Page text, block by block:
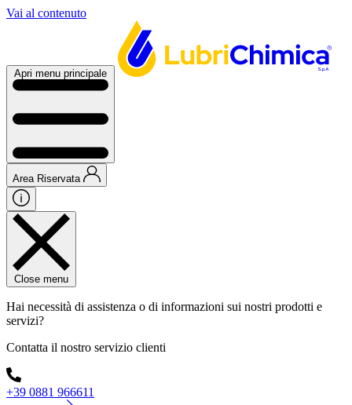
Vai al contenuto
Apri menu principale
Area Riservata
Close menu
Hai necessità di assistenza o di informazioni sui nostri prodotti e
servizi?
Contatta il nostro servizio clienti
+39 0881 966611